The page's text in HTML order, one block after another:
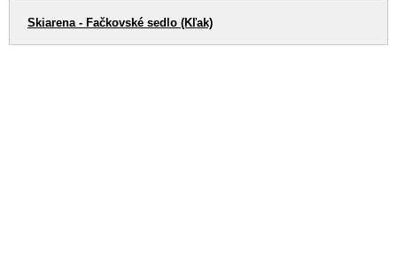
Skiarena - Fačkovské sedlo (Kľak)